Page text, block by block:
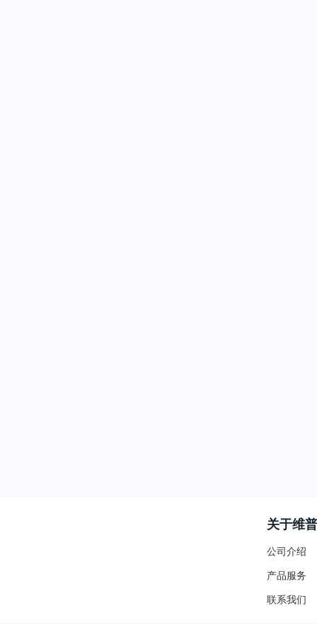
关于维普
公司介绍
产品服务
联系我们